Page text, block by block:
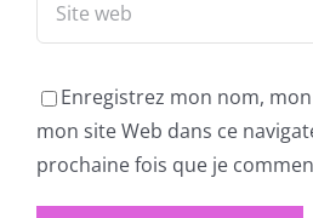
Enregistrez mon nom,
mon site Web dans ce
prochaine fois que je